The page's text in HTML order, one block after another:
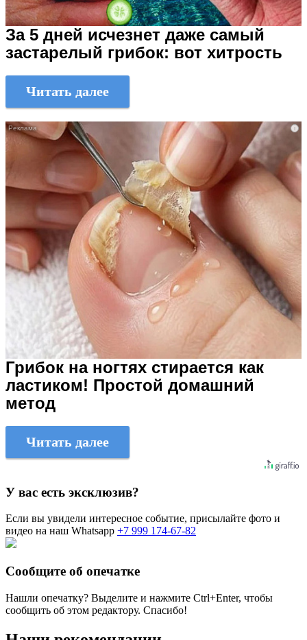
За 5 дней исчезнет даже самый
застарелый грибок: вот хитрость
Читать далее
i
Грибок на ногтях стирается как
ластиком! Простой домашний
метод
Читать далее
У вас есть эксклюзив?
Если вы увидели интересное событие, присылайте фото и
видео на наш Whatsapp +7 999 174-67-82
Сообщите об опечатке
Нашли опечатку? Выделите и нажмите Ctrl+Enter, чтобы
сообщить об этом редактору. Спасибо!